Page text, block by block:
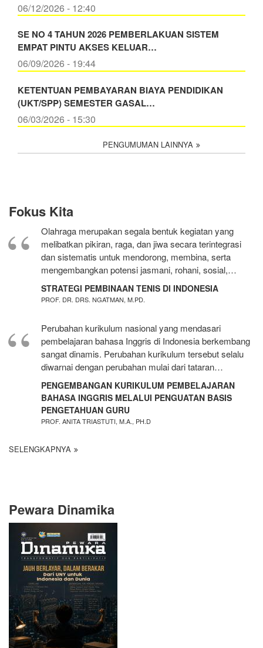
06/12/2026 - 12:40
SE NO 4 TAHUN 2026 PEMBERLAKUAN SISTEM
EMPAT PINTU AKSES KELUAR…
06/09/2026 - 19:44
KETENTUAN PEMBAYARAN BIAYA PENDIDIKAN
(UKT/SPP) SEMESTER GASAL…
06/03/2026 - 15:30
PENGUMUMAN LAINNYA
Fokus Kita
Olahraga merupakan segala bentuk kegiatan yang
melibatkan pikiran, raga, dan jiwa secara terintegrasi
dan sistematis untuk mendorong, membina, serta
mengembangkan potensi jasmani, rohani, sosial,…
STRATEGI PEMBINAAN TENIS DI INDONESIA
PROF. DR. DRS. NGATMAN, M.PD.
Perubahan kurikulum nasional yang mendasari
pembelajaran bahasa Inggris di Indonesia berkembang
sangat dinamis. Perubahan kurikulum tersebut selalu
diwarnai dengan perubahan mulai dari tataran…
PENGEMBANGAN KURIKULUM PEMBELAJARAN
BAHASA INGGRIS MELALUI PENGUATAN BASIS
PENGETAHUAN GURU
PROF. ANITA TRIASTUTI, M.A., PH.D
SELENGKAPNYA
Pewara Dinamika